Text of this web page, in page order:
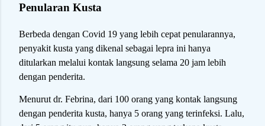
Penularan Kusta
Berbeda dengan Covid 19 yang lebih cepat penularannya,
penyakit kusta yang dikenal sebagai lepra ini hanya
ditularkan melalui kontak langsung selama 20 jam lebih
dengan penderita.
Menurut dr. Febrina, dari 100 orang yang kontak langsung
dengan penderita kusta, hanya 5 orang yang terinfeksi. Lalu,